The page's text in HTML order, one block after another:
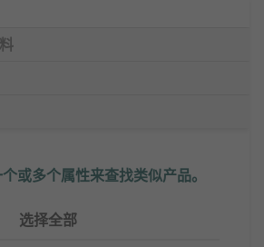
或多个属性来查找类似产品。
选择全部